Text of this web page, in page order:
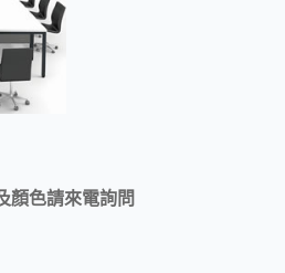
顏色請來電詢問